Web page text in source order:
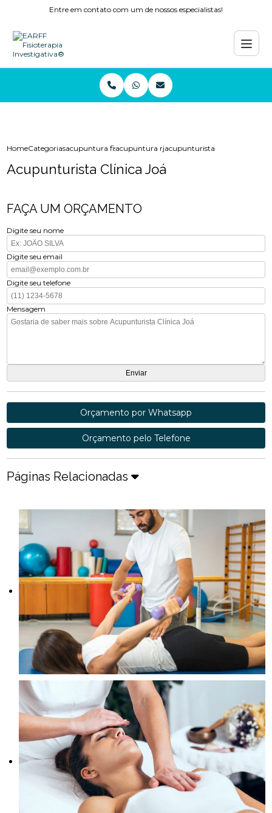
Entre em contato com um de nossos especialistas!
HomeCategoriasacupuntura fisioterapia
acupuntura rjacupunturista clinica joa
Acupunturista Clínica Joá
FAÇA UM ORÇAMENTO
Digite seu nome
Digite seu email
Digite seu telefone
Mensagem
Orçamento por Whatsapp
Orçamento pelo Telefone
Páginas Relacionadas